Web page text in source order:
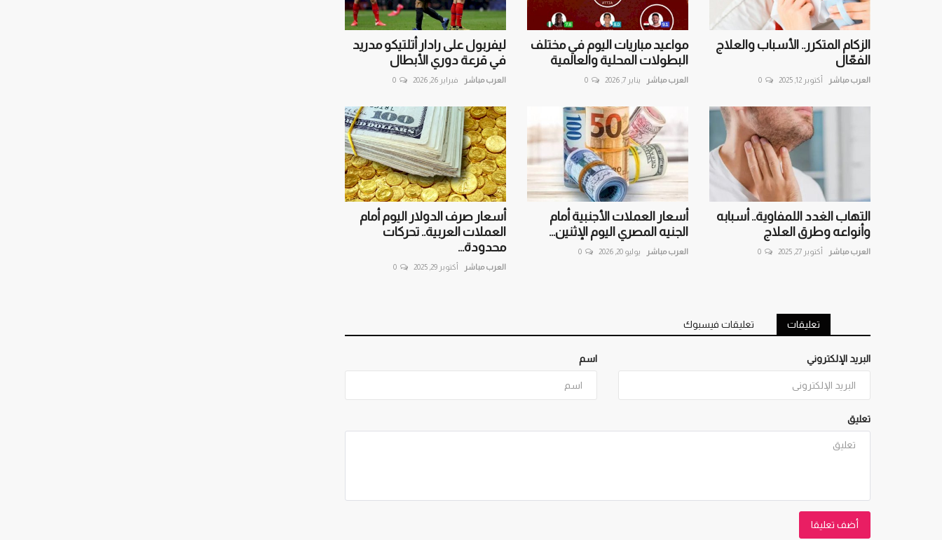
الزكام المتكرر.. الأسباب والعلاج
الفعّال
العرب مباشر أكتوبر 12, 2025 0
مواعيد مباريات اليوم في مختلف
البطولات المحلية والعالمية
العرب مباشر يناير 7, 2026 0
ليفربول على رادار أتلتيكو مدريد
في قرعة دوري الأبطال
العرب مباشر فبراير 26, 2026 0
التهاب الغدد اللمفاوية.. أسبابه
وأنواعه وطرق العلاج
العرب مباشر أكتوبر 27, 2025 0
أسعار العملات الأجنبية أمام
الجنيه المصري اليوم الإثنين...
العرب مباشر يوليو 20, 2026 0
أسعار صرف الدولار اليوم أمام
العملات العربية.. تحركات
محدودة...
العرب مباشر أكتوبر 29, 2025 0
تعليقات تعليقات فيسبوك
اسم البريد الإلكتروني
تعليق
أضف تعليقا